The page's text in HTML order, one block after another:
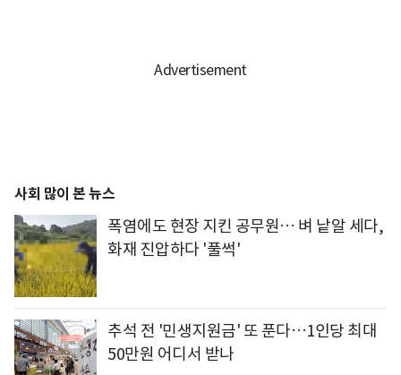
사회 많이 본 뉴스
폭염에도 현장 지킨 공무원… 벼 낱알 세다,
화재 진압하다 '풀썩'
추석 전 '민생지원금' 또 푼다…1인당 최대
50만원 어디서 받나